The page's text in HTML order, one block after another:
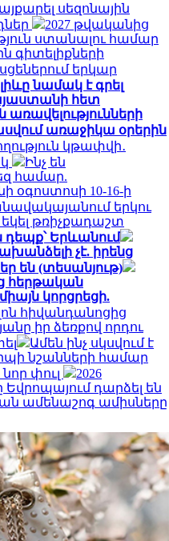
սեզոնային
2027 թվականից
ստանալու համար
գիտելիքների
երկար
նամակ է գրել
հետ
առաջիկա օրերին
կթափվի․
Ինչ են
համար.
օգոստոսի 10-16-ի
երկու
եկել թռիչքադաշտ
Երևանում
չէ. իրենց
են (տեսանյութ)
հերթական
կորցրեցի.
հիվանդանոցից
իր ձեռքով որդու
Ամեն ինչ սկսվում է
նշանների համար
փուլ
2026
Եվրոպայում դարձել են
ամենաշոգ ամիսները